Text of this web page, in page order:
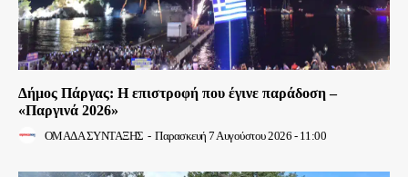
Δήμος Πάργας: Η επιστροφή που έγινε παράδοση –
«Παργινά 2026»
ΟΜΑΔΑ ΣΥΝΤΑΞΗΣ - Παρασκευή 7 Αυγούστου 2026 - 11:00